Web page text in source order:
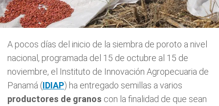
A pocos días del inicio de la siembra de poroto a nivel
nacional, programada del 15 de octubre al 15 de
noviembre, el Instituto de Innovación Agropecuaria de
Panamá (IDIAP) ha entregado semillas a varios
productores de granos con la finalidad de que sean